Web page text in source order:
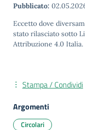
Pubblicato:
Eccetto dove
stato rilasciato sotto
Attribuzione 4.0 Italia.
Stampa / Condividi
Argomenti
Circolari